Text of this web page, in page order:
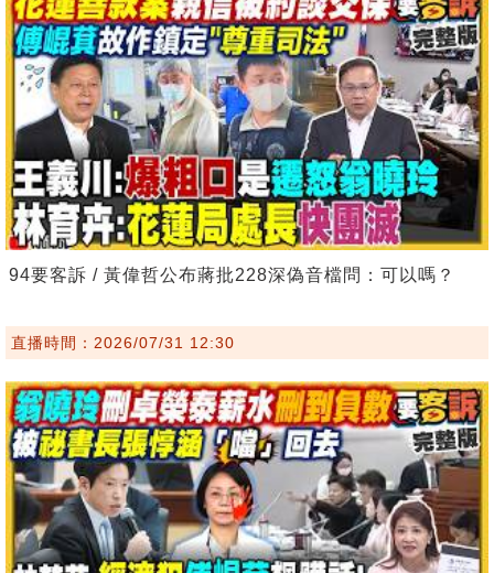
94要客訴 / 黃偉哲公布蔣批228深偽音檔問：可以嗎？
直播時間：2026/07/31 12:30